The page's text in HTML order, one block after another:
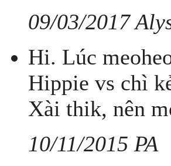
09/03/2017
Hi. Lúc
Hippie vs chì
Xài thik, nên
10/11/2015 PA